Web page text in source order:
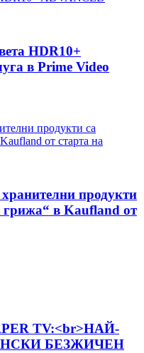
HDR10+
в Prime Video
продукти
грижа“ в Kaufland от
TV: <br>НАЙ-
БЕЗЖИЧЕН